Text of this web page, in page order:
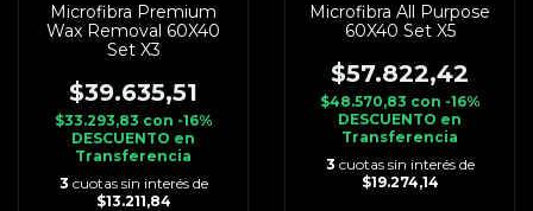
Microfibra Premium
Wax Removal 60X40
Set X3
$39.635,51
$33.293,83 con -16%
DESCUENTO en
Transferencia
3 cuotas sin interés de
$13.211,84
Microfibra All Purpose
60X40 Set X5
$57.822,42
$48.570,83 con -16%
DESCUENTO en
Transferencia
3 cuotas sin interés de
$19.274,14